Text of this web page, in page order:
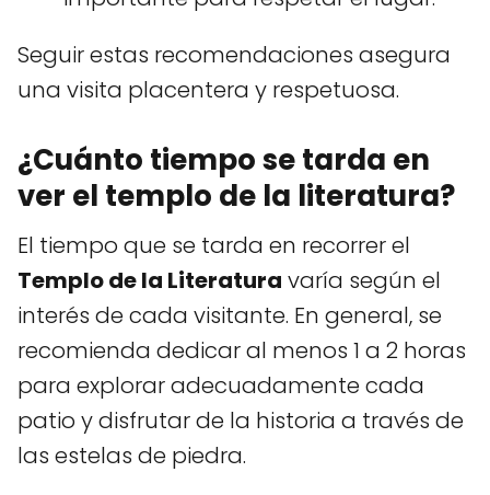
Seguir estas recomendaciones asegura
una visita placentera y respetuosa.
¿Cuánto tiempo se tarda en
ver el templo de la literatura?
El tiempo que se tarda en recorrer el
Templo de la Literatura varía según el
interés de cada visitante. En general, se
recomienda dedicar al menos 1 a 2 horas
para explorar adecuadamente cada
patio y disfrutar de la historia a través de
las estelas de piedra.